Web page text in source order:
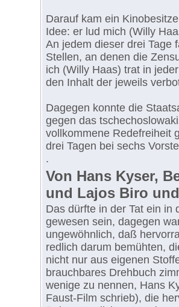
Darauf kam ein
Idee: er lud mich (Willy
An jedem dieser drei Tage
Stellen, an denen die
ich (Willy Haas) trat in
den Inhalt der jeweils
Dagegen konnte die
gegen das
vollkommene Redefreiheit
drei Tagen bei sechs
.
Von Hans Kyser,
und Lajos Biro
Das dürfte in der Tat ein in
gewesen sein, dagegen
ungewöhnlich, daß
redlich darum bemühten,
nicht nur aus eigenen
brauchbares Drehbuch
wenige zu nennen, Hans
Faust-Film schrieb), die